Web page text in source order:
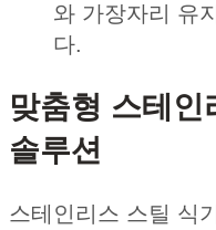
와 가장자리 유
다.
맞춤형 스테
솔루션
스테인리스 스틸 식